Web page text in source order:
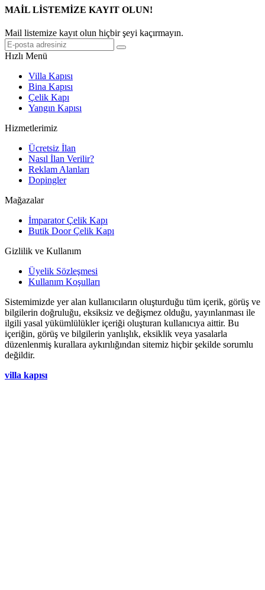
MAİL LİSTEMİZE KAYIT OLUN!
Mail listemize kayıt olun hiçbir şeyi kaçırmayın.
Hızlı Menü
Villa Kapısı
Bina Kapısı
Çelik Kapı
Yangın Kapısı
Hizmetlerimiz
Ücretsiz İlan
Nasıl İlan Verilir?
Reklam Alanları
Dopingler
Mağazalar
İmparator Çelik Kapı
Butik Door Çelik Kapı
Gizlilik ve Kullanım
Üyelik Sözleşmesi
Kullanım Koşulları
Sistemimizde yer alan kullanıcıların oluşturduğu tüm içerik, görüş ve
bilgilerin doğruluğu, eksiksiz ve değişmez olduğu, yayınlanması ile
ilgili yasal yükümlülükler içeriği oluşturan kullanıcıya aittir. Bu
içeriğin, görüş ve bilgilerin yanlışlık, eksiklik veya yasalarla
düzenlenmiş kurallara aykırılığından sitemiz hiçbir şekilde sorumlu
değildir.
villa kapısı